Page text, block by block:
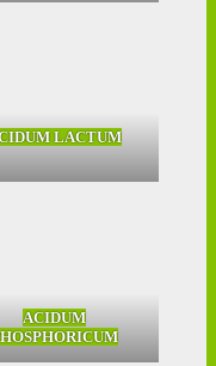
LACTUM
ACIDUM